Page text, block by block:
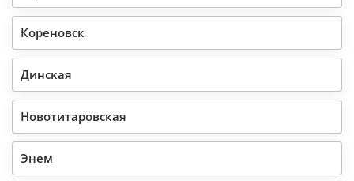
Кореновск
Динская
Новотитаровская
Энем